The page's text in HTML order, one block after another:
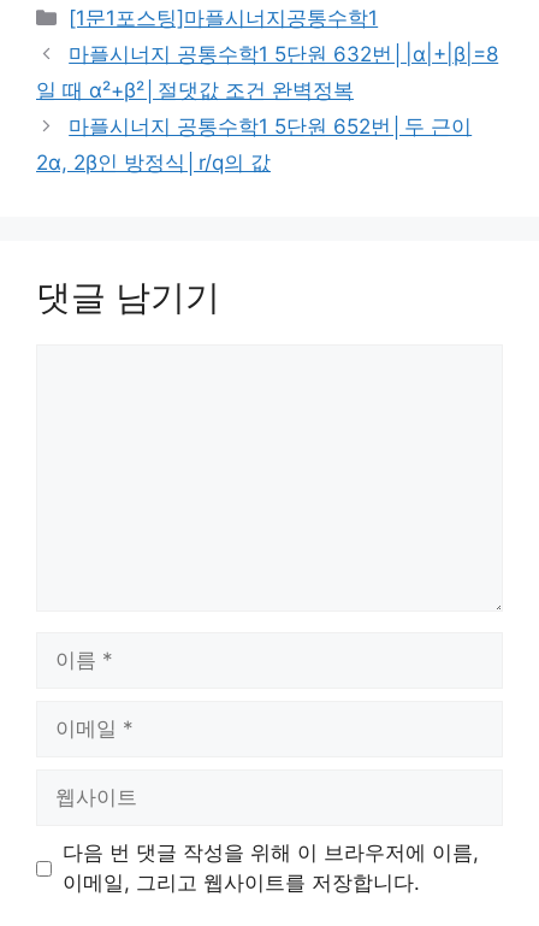
카
테
리
[1문1포스팅]마플시너지공통수학1
마플시너지 공통수학1 5단원 632번│|α|+|β|=8
일 때 α²+β²│절댓값 조건 완벽정복
마플시너지 공통수학1 5단원 652번│두 근이
2α, 2β인 방정식│r/q의 값
댓글 남기기
트
다음 번 댓글 작성을 위해 이 브라우저에 이름,
이메일, 그리고 웹사이트를 저장합니다.